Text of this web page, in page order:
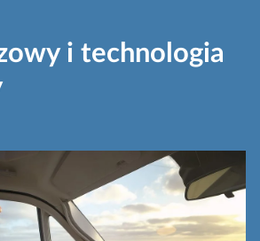
i technologia